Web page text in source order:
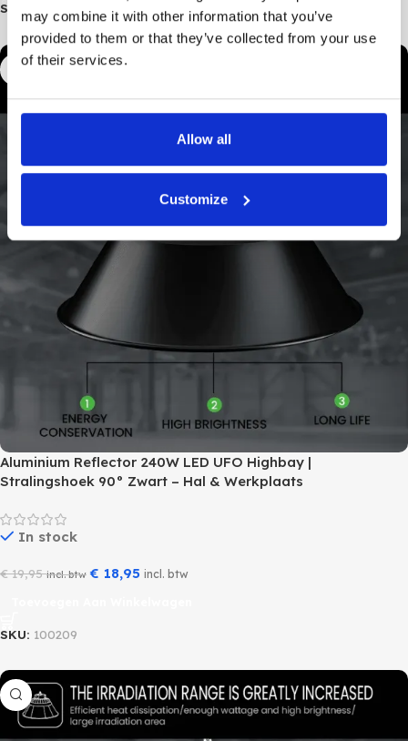
may combine it with other information that you’ve
provided to them or that they’ve collected from your use
of their services.
Allow all
Customize
SKU:
Aluminium Reflector 240W LED UFO Highbay |
Stralingshoek 90° Zwart – Hal & Werkplaats
In stock
€19,95 incl. btw € 18,95 incl. btw
SKU: 100209